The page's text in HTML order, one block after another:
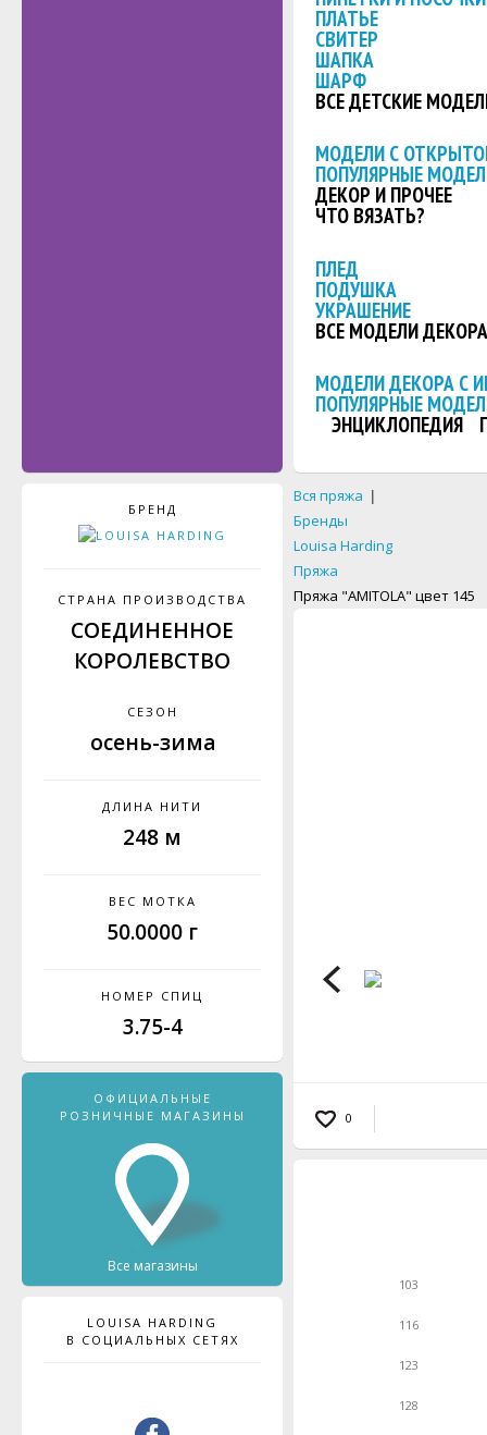
ПЛАТЬЕ
СВИТЕР
ШАПКА
ШАРФ
ВСЕ ДЕТСКИЕ
МОДЕЛИ С
ПОПУЛЯРНЫЕ
ДЕКОР И ПРОЧЕЕ
ЧТО ВЯЗАТЬ?
ПЛЕД
ПОДУШКА
УКРАШЕНИЕ
ВСЕ МОДЕЛИ ДЕКОРА
МОДЕЛИ ДЕКОРА С
ПОПУЛЯРНЫЕ
ЭНЦИКЛОПЕДИЯ
БРЕНД
СТРАНА ПРОИЗВОДСТВА
СОЕДИНЕННОЕ
КОРОЛЕВСТВО
СЕЗОН
осень-зима
ДЛИНА НИТИ
248 м
ВЕС МОТКА
50.0000 г
НОМЕР СПИЦ
3.75-4
ОФИЦИАЛЬНЫЕ
РОЗНИЧНЫЕ МАГАЗИНЫ
Все магазины
LOUISA HARDING
В СОЦИАЛЬНЫХ СЕТЯХ
Вся пряжа |
Бренды
Louisa Harding
Пряжа
Пряжа "AMITOLA" цвет 145
0
103
116
123
128